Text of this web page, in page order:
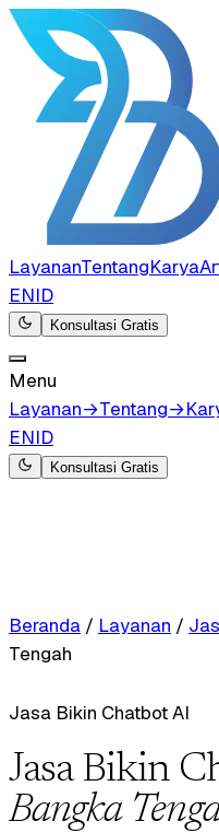
LayananTentangKarya
ENID
Konsultasi Gratis
Menu
Layanan→Tentang→
ENID
Konsultasi Gratis
Beranda / Layanan /
Tengah
Jasa Bikin Chatbot AI
Jasa Bikin
Bangka